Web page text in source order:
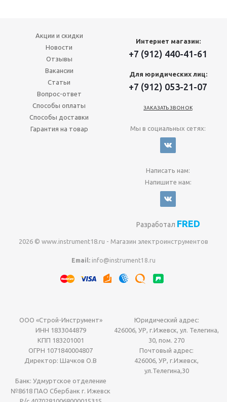
Акции и скидки
Новости
Отзывы
Вакансии
Статьи
Вопрос-ответ
Способы оплаты
Способы доставки
Гарантия на товар
Интернет магазин:
+7 (912) 440-41-61
Для юридических лиц:
+7 (912) 053-21-07
ЗАКАЗАТЬ ЗВОНОК
Мы в социальных сетях:
Написать нам:
Напишите нам:
Разработал FRED
2026 © www.instrument18.ru - Магазин электроинструментов
Email: info@instrument18.ru
ООО «Строй-Инструмент»
ИНН 1833044879
КПП 183201001
ОГРН 1071840004807
Директор: Шачков О.В
Юридический адрес:
426006, УР, г.Ижевск, ул. Телегина,
30, пом. 270
Почтовый адрес:
426006, УР, г.Ижевск,
ул.Телегина,30
Банк: Удмуртское отделение
№8618 ПАО Сбербанк г. Ижевск